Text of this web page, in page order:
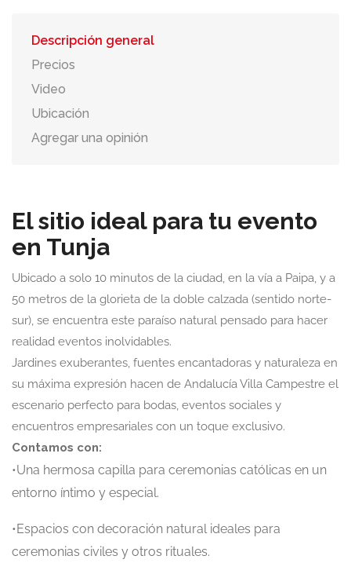
Descripción general
Precios
Video
Ubicación
Agregar una opinión
El sitio ideal para tu evento
en Tunja
Ubicado a solo 10 minutos de la ciudad, en la vía a Paipa, y a
50 metros de la glorieta de la doble calzada (sentido norte-
sur), se encuentra este paraíso natural pensado para hacer
realidad eventos inolvidables.
Jardines exuberantes, fuentes encantadoras y naturaleza en
su máxima expresión hacen de Andalucía Villa Campestre el
escenario perfecto para bodas, eventos sociales y
encuentros empresariales con un toque exclusivo.
Contamos con:
•Una hermosa capilla para ceremonias católicas en un
entorno íntimo y especial.
•Espacios con decoración natural ideales para
ceremonias civiles y otros rituales.